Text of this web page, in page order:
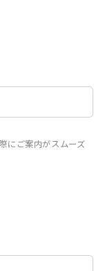
にご案内がスムーズ